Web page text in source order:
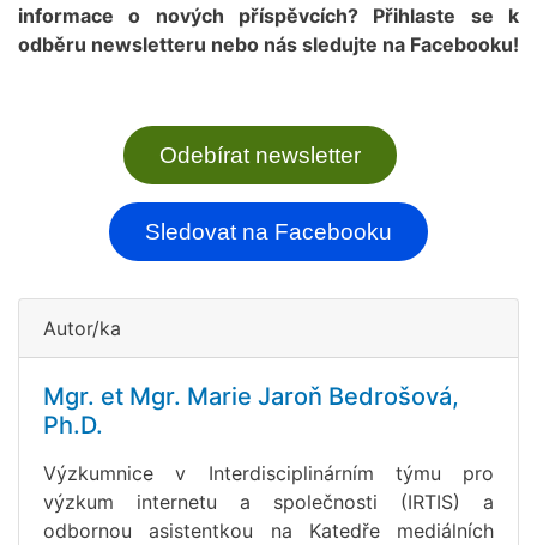
informace o nových příspěvcích? Přihlaste se k
odběru newsletteru nebo nás sledujte na Facebooku!
Odebírat newsletter
Sledovat na Facebooku
Autor/ka
Mgr. et Mgr. Marie Jaroň Bedrošová,
Ph.D.
Výzkumnice v Interdisciplinárním týmu pro
výzkum internetu a společnosti (IRTIS) a
odbornou asistentkou na Katedře mediálních